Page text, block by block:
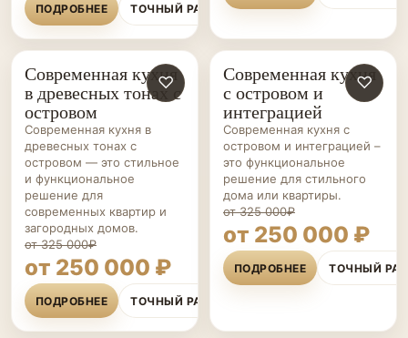
ПОДРОБНЕЕ ТОЧНЫЙ РАСЧЁТ
КУХНИ НА ЗАКАЗ ♡
Современная кухня
в древесных тонах с
островом
Современная кухня в
древесных тонах с
островом — это стильное
и функциональное
решение для
современных квартир и
загородных домов.
от 325 000₽
от 250 000 ₽
ПОДРОБНЕЕ ТОЧНЫЙ РАСЧЁТ
КУХНИ НА ЗАКАЗ ♡
Современная кухня
с островом и
интеграцией
Современная кухня с
островом и интеграцией –
это функциональное
решение для стильного
дома или квартиры.
от 325 000₽
от 250 000 ₽
ПОДРОБНЕЕ ТОЧНЫЙ